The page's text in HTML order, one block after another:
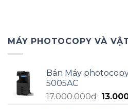
MÁY PHOTOCOPY VÀ
Bán Máy
5005AC
17.000.000₫ Giá